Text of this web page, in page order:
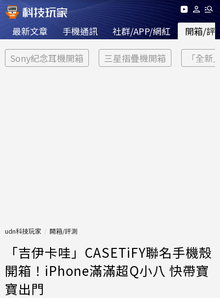
最新文章 手機通訊 社群/APP/網紅 開箱/評
Sony紀念耳機開箱 三星摺疊機開箱 「全新
udn科技玩家 開箱/評測
「吉伊卡哇」CASETiFY聯名手機殼
開箱！iPhone滿滿超Q小八 快帶寶
寶出門